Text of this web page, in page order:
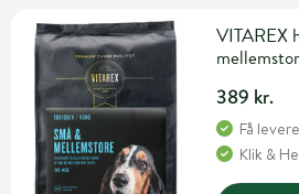
VITAREX
389 kr.
Få
Klik &